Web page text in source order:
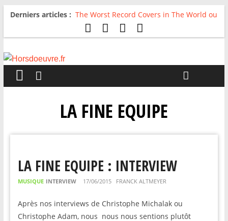
Derniers articles : The Worst Record Covers in The World ou
Comment rire du pire
Avril 2026 : C’est dans les vieux pots
For The First Time, Again : Tyler Ballgame
LA FINE EQUIPE
LA FINE EQUIPE : INTERVIEW
MUSIQUE INTERVIEW 17/06/2015 FRANCK ALTMEYER
Après nos interviews de Christophe Michalak ou
Christophe Adam, nous nous nous sentions plutôt